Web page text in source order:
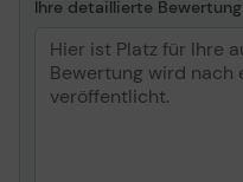
Ihre detaillierte Bewertung